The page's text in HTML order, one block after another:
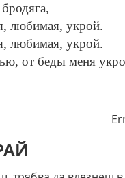
любимая, укрой.
любимая, укрой.
от беды меня